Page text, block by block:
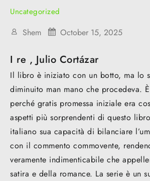
Uncategorized
Shem October 15, 2025
I re , Julio Cortázar
Il libro è iniziato con un botto, ma lo
diminuito man mano che procedeva.
perché gratis promessa iniziale era
aspetti più sorprendenti di questo
italiano sua capacità di bilanciare
con il commento commovente,
veramente indimenticabile che
satira e della romance. La serie è un